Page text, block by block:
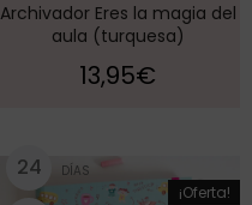
Archivador Eres la magia del
aula (turquesa)
13,95€
¡Oferta!
24 DÍAS